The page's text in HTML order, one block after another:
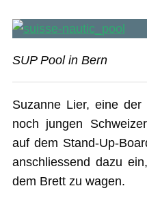
SUP Pool in Bern
Suzanne Lier, eine
noch jungen
auf dem Stand-Up-
anschliessend dazu
dem Brett zu wagen.